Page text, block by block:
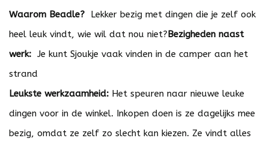
Waarom Beadle? Lekker bezig met dingen die je zelf ook
heel leuk vindt, wie wil dat nou niet?Bezigheden naast
werk: Je kunt Sjoukje vaak vinden in de camper aan het
strand
Leukste werkzaamheid: Het speuren naar nieuwe leuke
dingen voor in de winkel. Inkopen doen is ze dagelijks mee
bezig, omdat ze zelf zo slecht kan kiezen. Ze vindt alles